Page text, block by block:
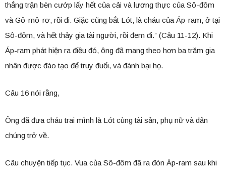
thắng trận bèn cướp lấy hết của cải và lương thực của Sô-đôm
và Gô-mô-rơ, rồi đi. Giặc cũng bắt Lót, là cháu của Áp-ram, ở tại
Sô-đôm, và hết thảy gia tài người, rồi đem đi.” (Câu 11-12). Khi
Áp-ram phát hiện ra điều đó, ông đã mang theo hơn ba trăm gia
nhân được đào tạo để truy đuổi, và đánh bại họ.
Câu 16 nói rằng,
Ông đã đưa cháu trai mình là Lót cùng tài sản, phụ nữ và dân
chúng trở về.
Câu chuyện tiếp tục. Vua của Sô-đôm đã ra đón Áp-ram sau khi